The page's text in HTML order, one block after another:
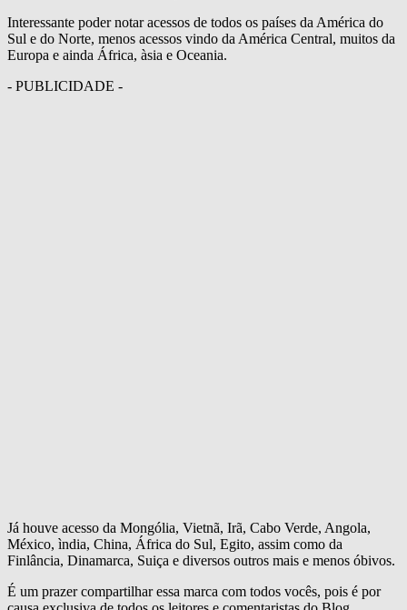
Interessante poder notar acessos de todos os países da América do
Sul e do Norte, menos acessos vindo da América Central, muitos da
Europa e ainda África, àsia e Oceania.
- PUBLICIDADE -
Já houve acesso da Mongólia, Vietnã, Irã, Cabo Verde, Angola,
México, ìndia, China, África do Sul, Egito, assim como da
Finlância, Dinamarca, Suiça e diversos outros mais e menos óbivos.
É um prazer compartilhar essa marca com todos vocês, pois é por